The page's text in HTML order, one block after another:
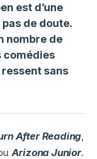
est d’une
de doute.
nombre de
comédies
sans
After Reading
Arizona Junior.